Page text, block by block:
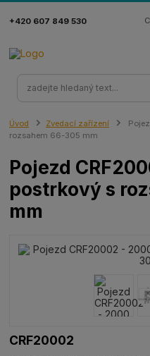
+420 607 849 530
Úvod Zvedací zařízení
rozsahem 66-305 mm
Pojezd
postrkový s
mm
CRF20002